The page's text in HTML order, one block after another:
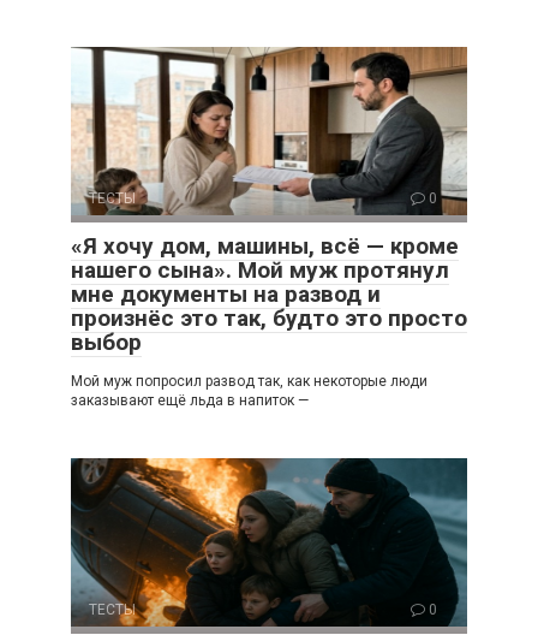
ТЕСТЫ 0
«Я хочу дом, машины, всё — кроме
нашего сына». Мой муж протянул
мне документы на развод и
произнёс это так, будто это просто
выбор
Мой муж попросил развод так, как некоторые люди
заказывают ещё льда в напиток —
ТЕСТЫ 0